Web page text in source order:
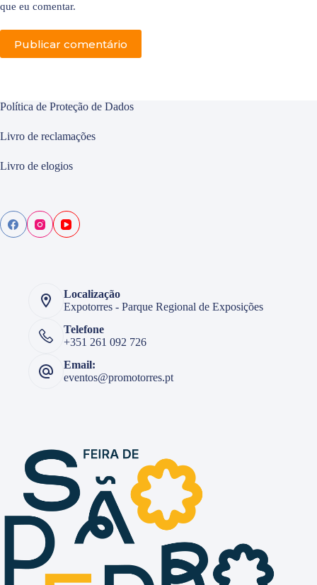
que eu comentar.
Publicar comentário
Política de Proteção de Dados
Livro de reclamações
Livro de elogios
Localização
Expotorres - Parque Regional de Exposições
Telefone
+351 261 092 726
Email:
eventos@promotorres.pt